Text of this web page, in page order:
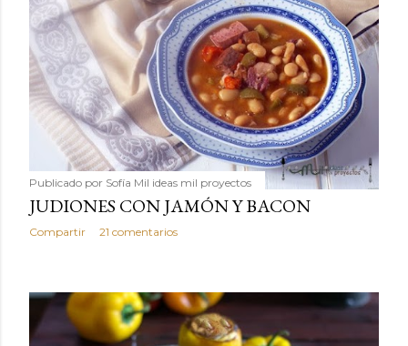
Publicado por Sofía Mil ideas mil proyectos
JUDIONES CON JAMÓN Y BACON
Compartir 21 comentarios